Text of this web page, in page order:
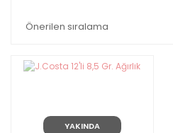
YAKINDA